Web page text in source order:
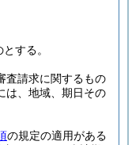
する。
査請求に関するもの
は、地域、期日その
の規定の適用がある